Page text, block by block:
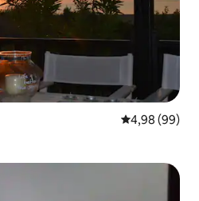
Prosječna
4,98 (99)